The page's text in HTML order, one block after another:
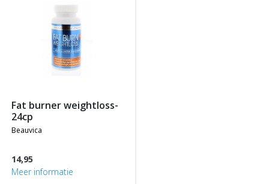
fat burner weightloss-
24cp
beauvica
14,95
Meer informatie